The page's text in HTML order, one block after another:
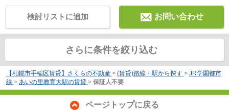
お問い合わせ
検討リストに追加
さらに条件を絞り込む
【札幌市手稲区賃貸】さくらの不動産 > (賃貸)路線・駅から探す > JR学園都市
線 > あいの里教育大駅の賃貸 > 保証人不要
ページトップに戻る